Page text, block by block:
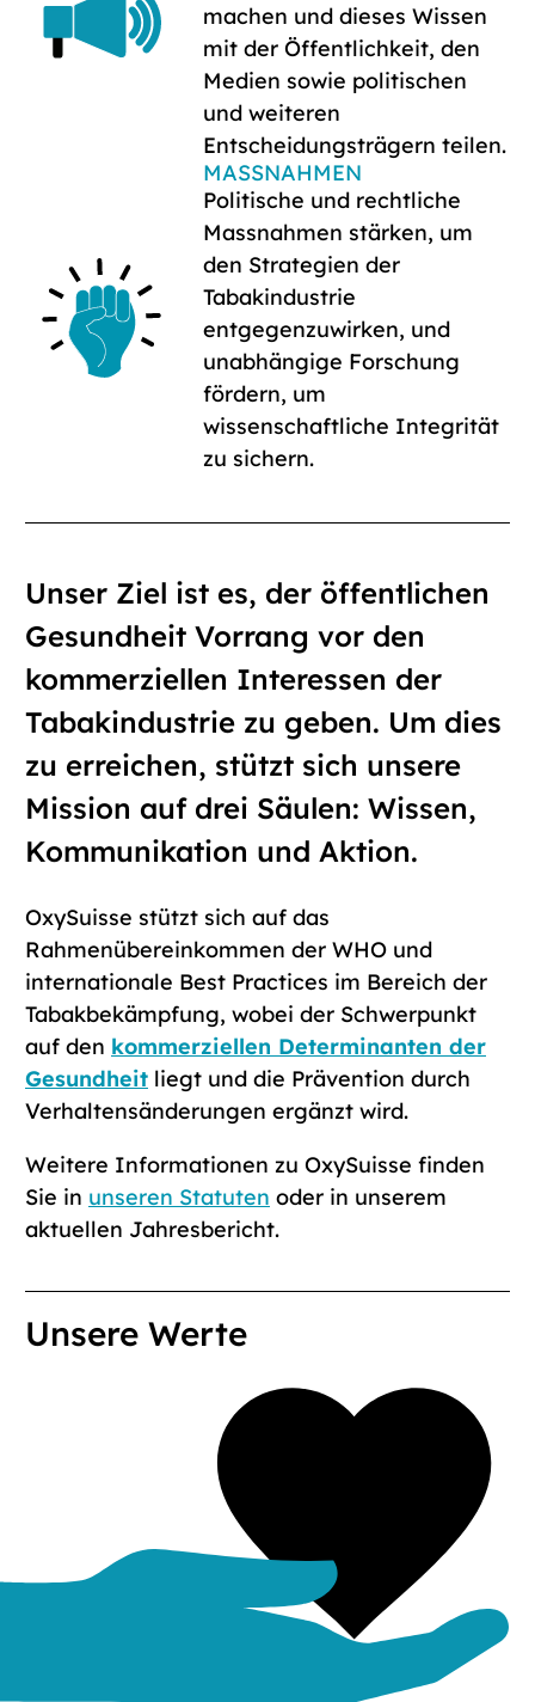
machen und dieses Wissen
mit der Öffentlichkeit, den
Medien sowie politischen
und weiteren
Entscheidungsträgern teilen.
MASSNAHMEN
Politische und rechtliche
Massnahmen stärken, um
den Strategien der
Tabakindustrie
entgegenzuwirken, und
unabhängige Forschung
fördern, um
wissenschaftliche Integrität
zu sichern.
Unser Ziel ist es, der öffentlichen
Gesundheit Vorrang vor den
kommerziellen Interessen der
Tabakindustrie zu geben. Um dies
zu erreichen, stützt sich unsere
Mission auf drei Säulen: Wissen,
Kommunikation und Aktion.
OxySuisse stützt sich auf das
Rahmenübereinkommen der WHO und
internationale Best Practices im Bereich der
Tabakbekämpfung, wobei der Schwerpunkt
auf den kommerziellen Determinanten der
Gesundheit liegt und die Prävention durch
Verhaltensänderungen ergänzt wird.
Weitere Informationen zu OxySuisse finden
Sie in unseren Statuten oder in unserem
aktuellen Jahresbericht.
Unsere Werte